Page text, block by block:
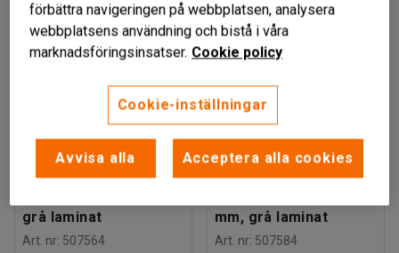
CHAMAELEON
Svängt skrivbord,
grå laminat
Art. nr: 507564
CHAMAELEON
Svängt skrivbord,
mm, grå laminat
Art. nr: 507584
förbättra navigeringen på webbplatsen, analysera
webbplatsens användning och bistå i våra
marknadsföringsinsatser. Cookie policy
Cookie-inställningar
Avvisa alla Acceptera alla cookies